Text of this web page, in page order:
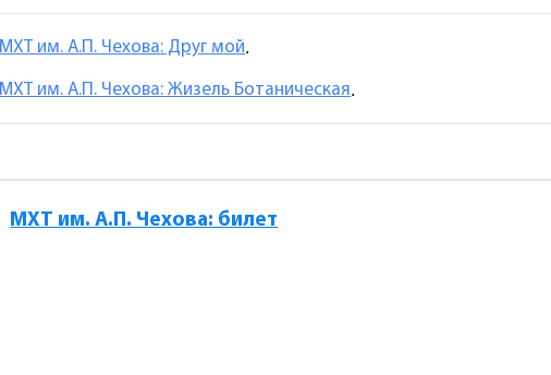
МХТ им. А.П. Чехова: Друг мой.
МХТ им. А.П. Чехова: Жизель Ботаническая.
МХТ им. А.П. Чехова: билет